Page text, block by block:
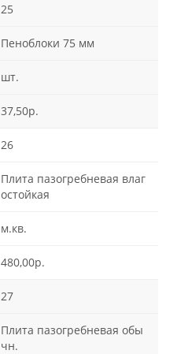
25
Пеноблоки 75 мм
шт.
37,50р.
26
Плита пазогребневая влаг
остойкая
м.кв.
480,00р.
27
Плита пазогребневая обы
чн.